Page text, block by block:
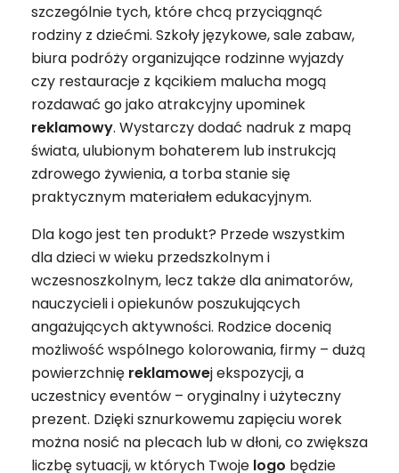
szczególnie tych, które chcą przyciągnąć
rodziny z dziećmi. Szkoły językowe, sale zabaw,
biura podróży organizujące rodzinne wyjazdy
czy restauracje z kącikiem malucha mogą
rozdawać go jako atrakcyjny upominek
reklamowy. Wystarczy dodać nadruk z mapą
świata, ulubionym bohaterem lub instrukcją
zdrowego żywienia, a torba stanie się
praktycznym materiałem edukacyjnym.
Dla kogo jest ten produkt? Przede wszystkim
dla dzieci w wieku przedszkolnym i
wczesnoszkolnym, lecz także dla animatorów,
nauczycieli i opiekunów poszukujących
angażujących aktywności. Rodzice docenią
możliwość wspólnego kolorowania, firmy – dużą
powierzchnię reklamowej ekspozycji, a
uczestnicy eventów – oryginalny i użyteczny
prezent. Dzięki sznurkowemu zapięciu worek
można nosić na plecach lub w dłoni, co zwiększa
liczbę sytuacji, w których Twoje logo będzie